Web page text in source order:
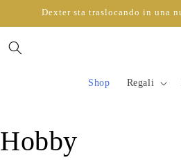
Dexter sta traslocando in una
Shop Regali
C
Hobby